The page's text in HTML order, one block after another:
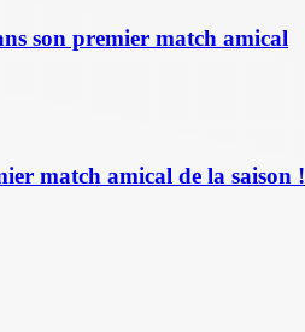
son premier match amical
match amical de la saison !